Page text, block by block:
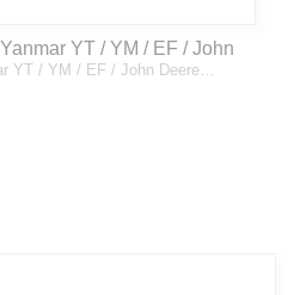
YT / YM / EF / John
YT / YM / EF / John Deere…